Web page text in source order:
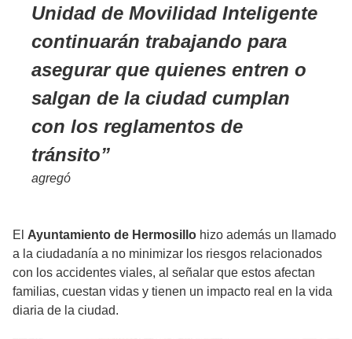
Unidad de Movilidad Inteligente
continuarán trabajando para
asegurar que quienes entren o
salgan de la ciudad cumplan
con los reglamentos de
tránsito
agregó
El Ayuntamiento de Hermosillo hizo además un llamado
a la ciudadanía a no minimizar los riesgos relacionados
con los accidentes viales, al señalar que estos afectan
familias, cuestan vidas y tienen un impacto real en la vida
diaria de la ciudad.